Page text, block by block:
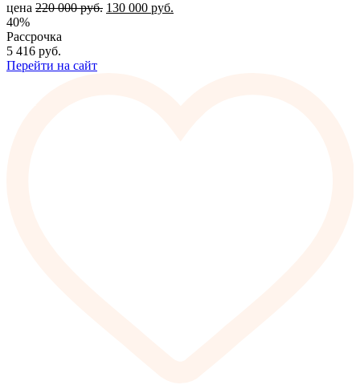
цена 220 000руб. 130 000 руб.
40%
Рассрочка
5 416 руб.
Перейти на сайт